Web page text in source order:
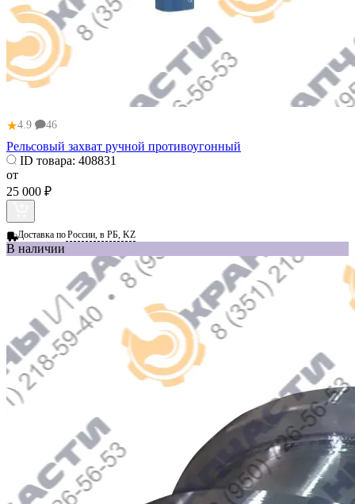
★4.9 46
Рельсовый захват ручной противоугонный
ID товара: 408831
от
25 000 ₽
Доставка поРоссии, в РБ, KZ
В наличии